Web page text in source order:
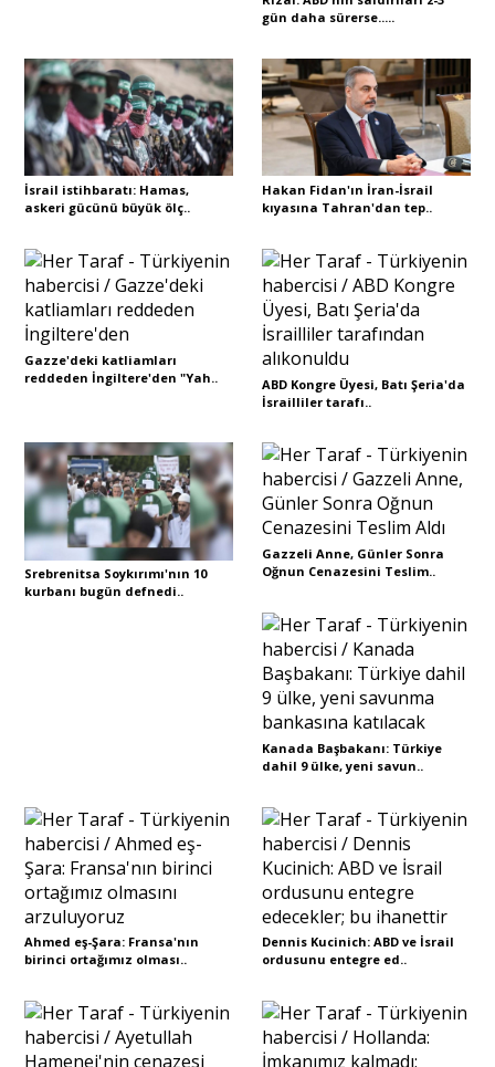
Sağlıkgün daha sürerse.....
İsrail istihbaratı: Hamas,
askeri gücünü büyük ölç..
Hakan Fidan'ın İran-İsrail
kıyasına Tahran'dan tep..
Gazze'deki katliamları
reddeden İngiltere'den "Yah..
ABD Kongre Üyesi, Batı Şeria'da
İsrailliler tarafı..
Srebrenitsa Soykırımı'nın 10
kurbanı bugün defnedi..
Gazzeli Anne, Günler Sonra
Oğnun Cenazesini Teslim..
Kanada Başbakanı: Türkiye
dahil 9 ülke, yeni savun..
Ahmed eş-Şara: Fransa'nın
birinci ortağımız olması..
Dennis Kucinich: ABD ve İsrail
ordusunu entegre ed..